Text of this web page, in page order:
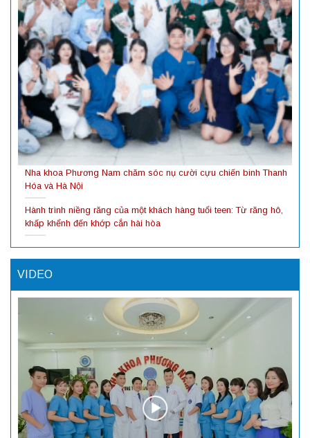
Nha khoa Phương Nam chăm sóc nụ cười cựu chiến binh Thanh
Hóa và Hà Nội
Hành trình niềng răng của một khách hàng tuổi teen: Từ răng hô,
khấp khểnh đến khớp cắn hài hòa
VIDEO